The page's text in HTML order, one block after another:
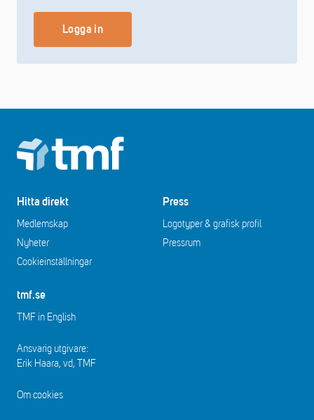
Logga in
Footer
Hitta direkt
Medlemskap
Nyheter
Cookieinställningar
Press
Logotyper & grafisk profil
Pressrum
tmf.se
TMF in English
Ansvarig utgivare:
Erik Haara, vd, TMF
Om cookies